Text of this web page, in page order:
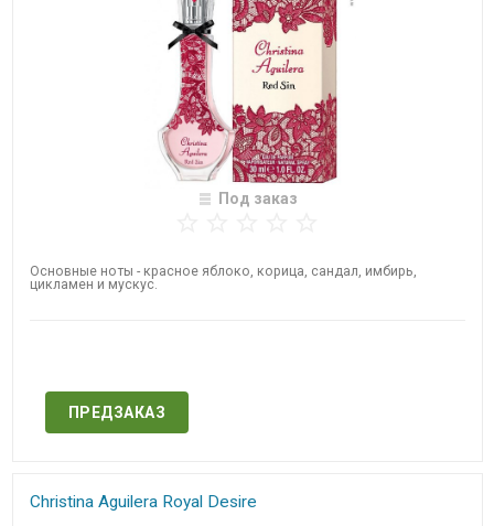
Под заказ
Основные ноты - красное яблоко, корица, сандал, имбирь,
цикламен и мускус.
ПРЕДЗАКАЗ
Christina Aguilera Royal Desire